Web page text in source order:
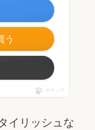
う
ポチップ
イリッシュな